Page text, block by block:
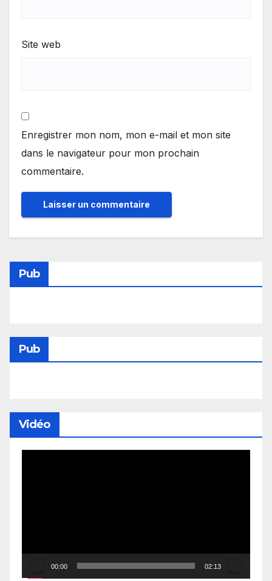
Site web
Enregistrer mon nom, mon e-mail et mon site
dans le navigateur pour mon prochain
commentaire.
Pub
Pub
Vidéo
00:00 02:13